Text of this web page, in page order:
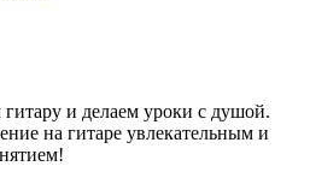
и делаем уроки с душой.
на гитаре увлекательным и